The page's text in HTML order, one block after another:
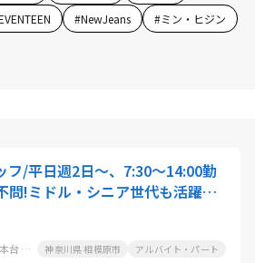
#NewJeans #ミン・ヒジン
フ/平日週2日～、7:30～14:00勤
問!ミドル・シニア世代も活躍中!
談ください
株式会社アキュアリンク 橋本台 工場 神奈川県 相模原市 アルバイト・パート